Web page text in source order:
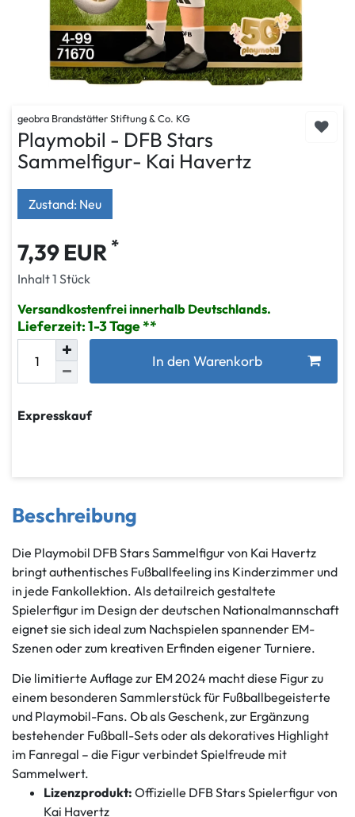
geobra Brandstätter Stiftung & Co. KG
Playmobil - DFB Stars
Sammelfigur- Kai Havertz
Zustand: Neu
7,39 EUR *
Inhalt1 Stück
Versandkostenfrei innerhalb Deutschlands.
Lieferzeit: 1-3 Tage
In den Warenkorb
Expresskauf
Beschreibung
Die Playmobil DFB Stars Sammelfigur von Kai Havertz
bringt authentisches Fußballfeeling ins Kinderzimmer und
in jede Fankollektion. Als detailreich gestaltete
Spielerfigur im Design der deutschen Nationalmannschaft
eignet sie sich ideal zum Nachspielen spannender EM-
Szenen oder zum kreativen Erfinden eigener Turniere.
Die limitierte Auflage zur EM 2024 macht diese Figur zu
einem besonderen Sammlerstück für Fußballbegeisterte
und Playmobil-Fans. Ob als Geschenk, zur Ergänzung
bestehender Fußball-Sets oder als dekoratives Highlight
im Fanregal – die Figur verbindet Spielfreude mit
Sammelwert.
Lizenzprodukt: Offizielle DFB Stars Spielerfigur von
Kai Havertz